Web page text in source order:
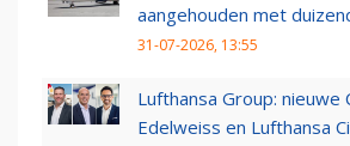
aangehouden met
31-07-2026, 13:55
Lufthansa Group: nieuwe
Edelweiss en Lufthansa